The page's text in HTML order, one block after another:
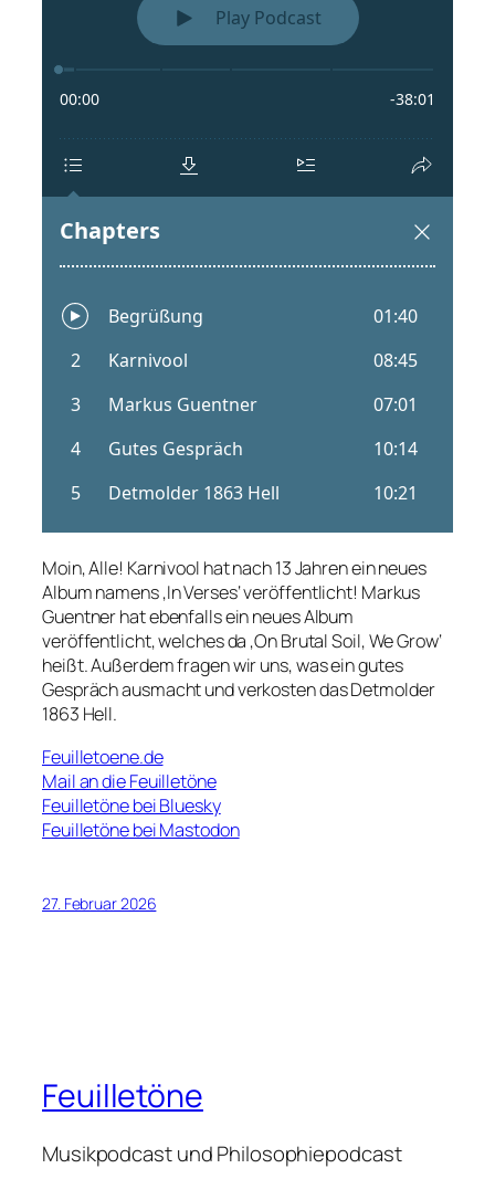
Moin, Alle! Karnivool hat nach 13 Jahren ein neues
Album namens ‚In Verses‘ veröffentlicht! Markus
Guentner hat ebenfalls ein neues Album
veröffentlicht, welches da ‚On Brutal Soil, We Grow‘
heißt. Außerdem fragen wir uns, was ein gutes
Gespräch ausmacht und verkosten das Detmolder
1863 Hell.
Feuilletoene.de
Mail an die Feuilletöne
Feuilletöne bei Bluesky
Feuilletöne bei Mastodon
27. Februar 2026
Feuilletöne
Musikpodcast und Philosophiepodcast